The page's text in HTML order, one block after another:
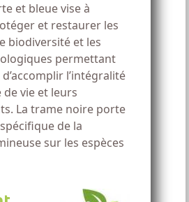
et bleue vise à
et restaurer les
biodiversité et les
permettant
l’intégralité
de vie et leurs
La trame noire porte
de la
sur les espèces